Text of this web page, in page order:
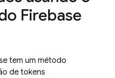
Firebase
tem um método
de tokens